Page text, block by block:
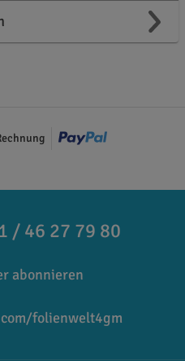
/ 46 27 79 80
abonnieren
folienwelt4gm